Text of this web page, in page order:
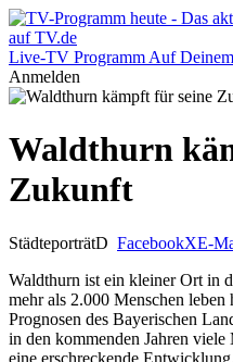
Live-TV Programm Auf
Anmelden
Waldthurn
Zukunft
StädteporträtD FacebookXE-
Waldthurn ist ein kleiner Ort in
mehr als 2.000 Menschen
Prognosen des Bayerischen
in den kommenden Jahren viele
eine erschreckende